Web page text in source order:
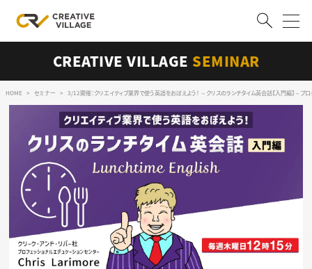
ログイン 会員登録
RECRUIT
クリエイター求人を探す
CREATIVE JOB求人検索
特集求人
採用説明会
転職支援サービス
スキルアップしたい！
CREATIVE VILLAGE SEMINAR
HOME セミナー 3/12開催：クリエイティブ業界で使う英語をおぼえよう！ ～クリスのランチタイム英会話【入門編】～プ